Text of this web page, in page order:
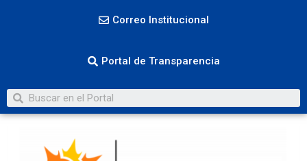
Correo Institucional
Portal de Transparencia